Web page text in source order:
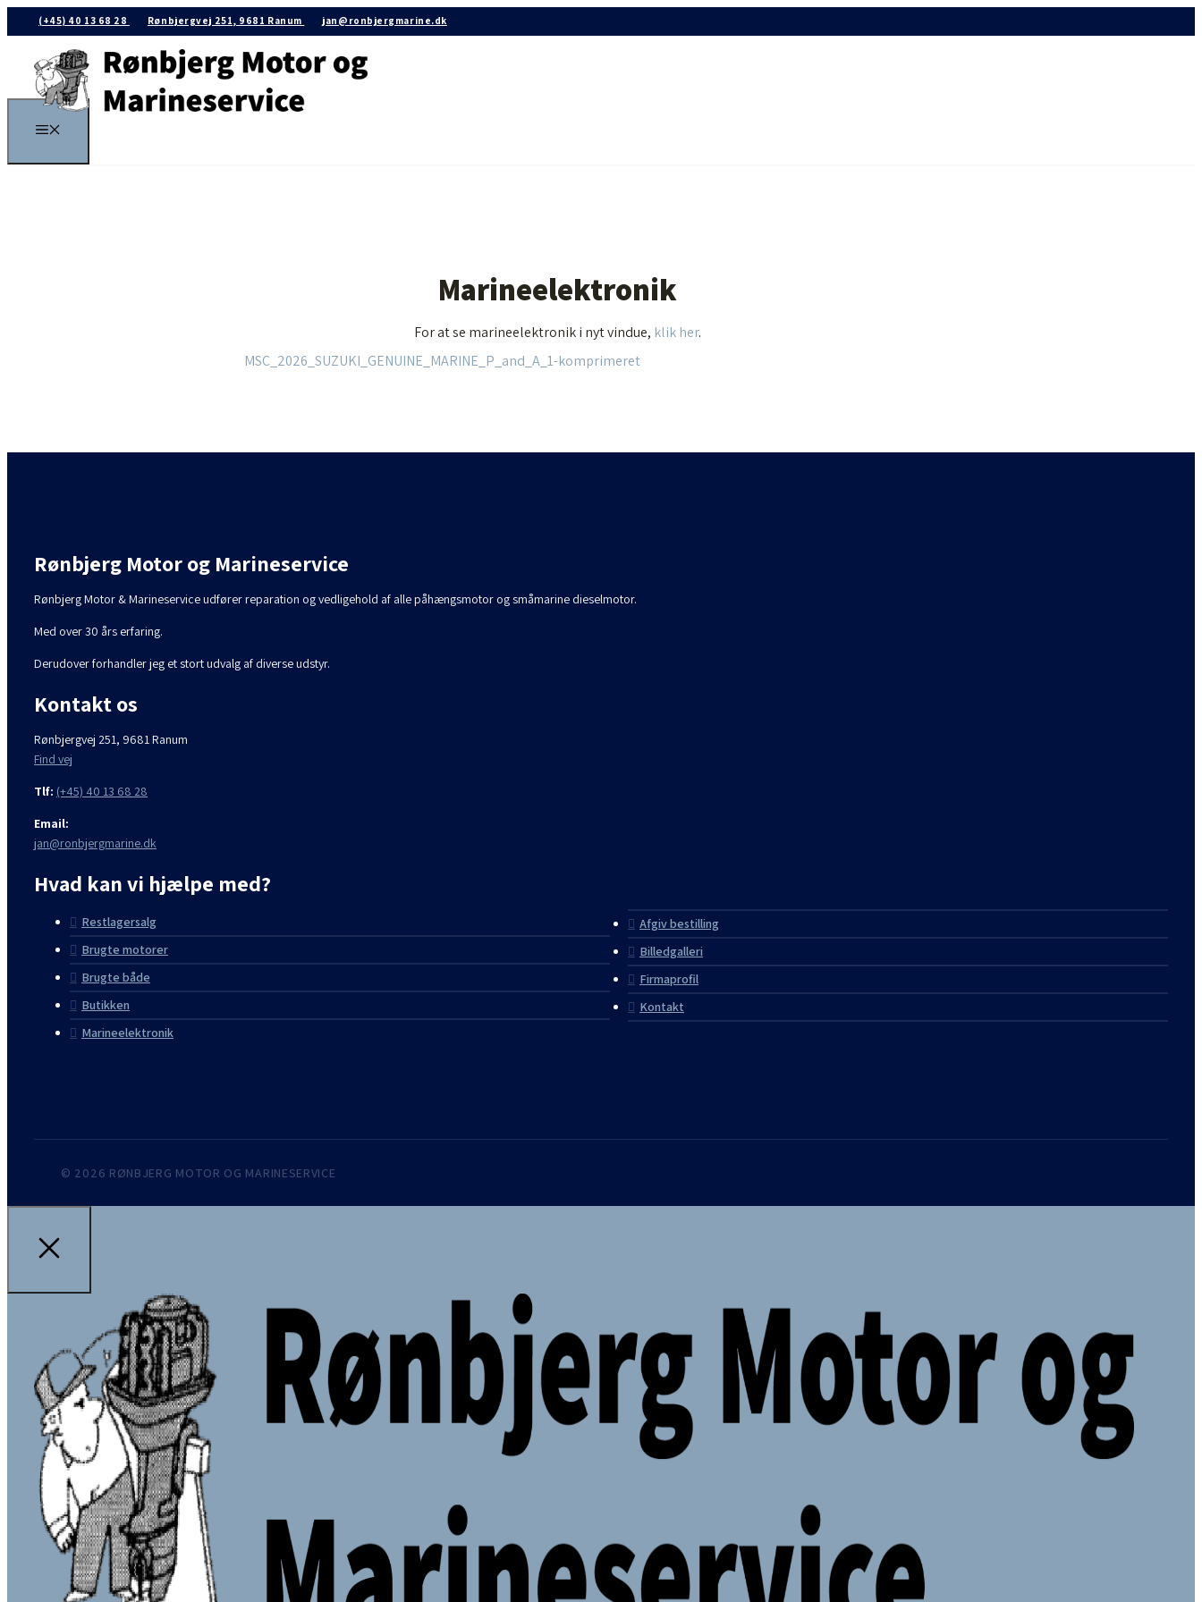
(+45) 40 13 68 28 Rønbjergvej 251, 9681 Ranum jan@ronbjergmarine.dk
Marineelektronik
For at se marineelektronik i nyt vindue, klik her.
MSC_2026_SUZUKI_GENUINE_MARINE_P_and_A_1-komprimeret
Rønbjerg Motor og Marineservice
Rønbjerg Motor & Marineservice udfører reparation og vedligehold af alle påhængsmotor og småmarine dieselmotor.
Med over 30 års erfaring.
Derudover forhandler jeg et stort udvalg af diverse udstyr.
Kontakt os
Rønbjergvej 251, 9681 Ranum
Find vej
Tlf: (+45) 40 13 68 28
Email:
jan@ronbjergmarine.dk
Hvad kan vi hjælpe med?
Restlagersalg
Brugte motorer
Brugte både
Butikken
Marineelektronik
Afgiv bestilling
Billedgalleri
Firmaprofil
Kontakt
© 2026 RØNBJERG MOTOR OG MARINESERVICE